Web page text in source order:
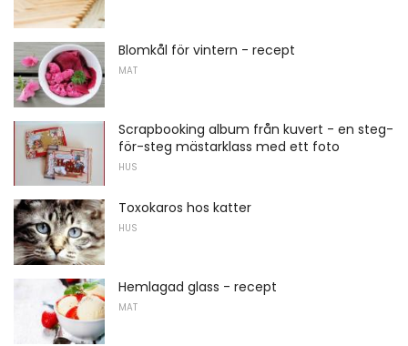
Blomkål för vintern - recept
MAT
Scrapbooking album från kuvert - en steg-
för-steg mästarklass med ett foto
HUS
Toxokaros hos katter
HUS
Hemlagad glass - recept
MAT